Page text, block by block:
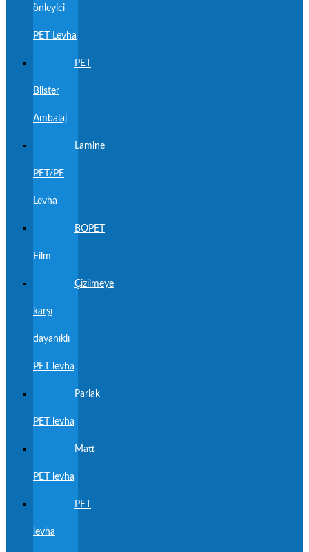
önleyici
PET Levha
PET
Blister
Ambalaj
Lamine
PET/PE
Levha
BOPET
Film
Çizilmeye
karşı
dayanıklı
PET levha
Parlak
PET levha
Matt
PET levha
PET
levha